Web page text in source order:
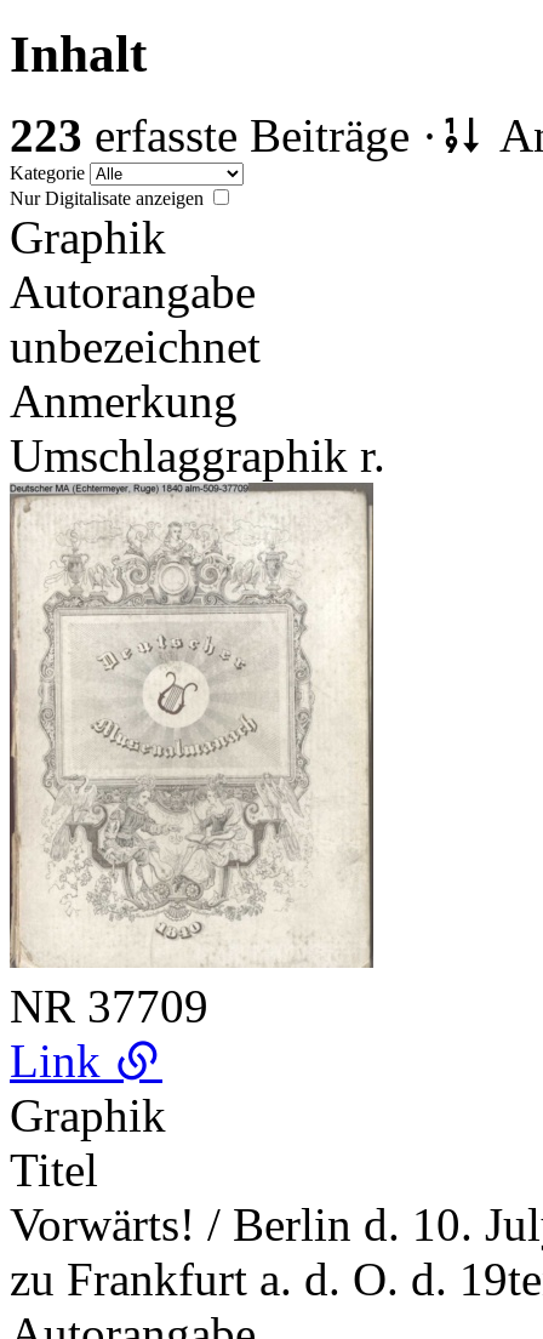
Inhalt
223 erfasste Beiträge ·
Kategorie
Nur Digitalisate anzeigen
Graphik
Autorangabe
unbezeichnet
Anmerkung
Umschlaggraphik r.
NR 37709
Link
Graphik
Titel
Vorwärts! / Berlin d. 10.
zu Frankfurt a. d. O. d.